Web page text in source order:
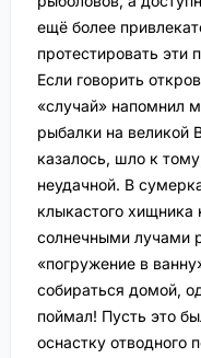
ещё более
протестировать эти
Если говорить
«случай» напомнил
рыбалки на великой
казалось, шло к
неудачной. В
клыкастого
солнечными лучами
«погружение в
собираться домой,
поймал! Пусть это
оснастку отводного